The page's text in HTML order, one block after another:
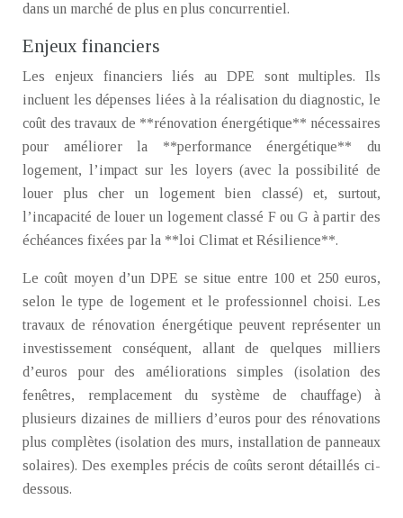
dans un marché de plus en plus concurrentiel.
Enjeux financiers
Les enjeux financiers liés au DPE sont multiples. Ils
incluent les dépenses liées à la réalisation du diagnostic, le
coût des travaux de **rénovation énergétique** nécessaires
pour améliorer la **performance énergétique** du
logement, l’impact sur les loyers (avec la possibilité de
louer plus cher un logement bien classé) et, surtout,
l’incapacité de louer un logement classé F ou G à partir des
échéances fixées par la **loi Climat et Résilience**.
Le coût moyen d’un DPE se situe entre 100 et 250 euros,
selon le type de logement et le professionnel choisi. Les
travaux de rénovation énergétique peuvent représenter un
investissement conséquent, allant de quelques milliers
d’euros pour des améliorations simples (isolation des
fenêtres, remplacement du système de chauffage) à
plusieurs dizaines de milliers d’euros pour des rénovations
plus complètes (isolation des murs, installation de panneaux
solaires). Des exemples précis de coûts seront détaillés ci-
dessous.